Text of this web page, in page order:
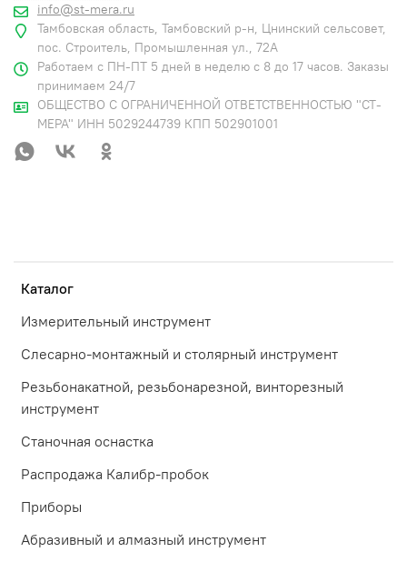
Каталог
Измерительный инструмент
Слесарно-монтажный и столярный инструмент
Резьбонакатной, резьбонарезной, винторезный
инструмент
Станочная оснастка
Распродажа Калибр-пробок
Приборы
Абразивный и алмазный инструмент
info@st-mera.ru
Тамбовская область, Тамбовский р-н, Цнинский сельсовет,
пос. Строитель, Промышленная ул., 72А
Работаем с ПН-ПТ 5 дней в неделю с 8 до 17 часов. Заказы
принимаем 24/7
ОБЩЕСТВО С ОГРАНИЧЕННОЙ ОТВЕТСТВЕННОСТЬЮ "СТ-
МЕРА" ИНН 5029244739 КПП 502901001